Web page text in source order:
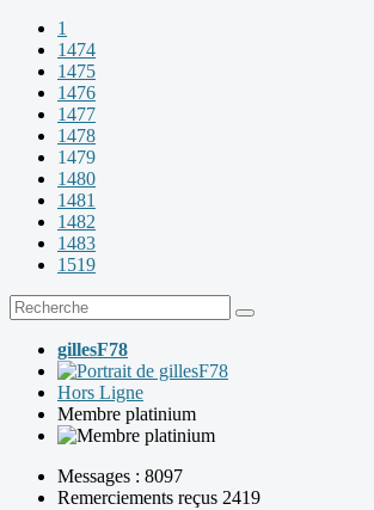
1
1474
1475
1476
1477
1478
1479
1480
1481
1482
1483
1519
gillesF78
Hors Ligne
Membre platinium
Messages : 8097
Remerciements reçus 2419